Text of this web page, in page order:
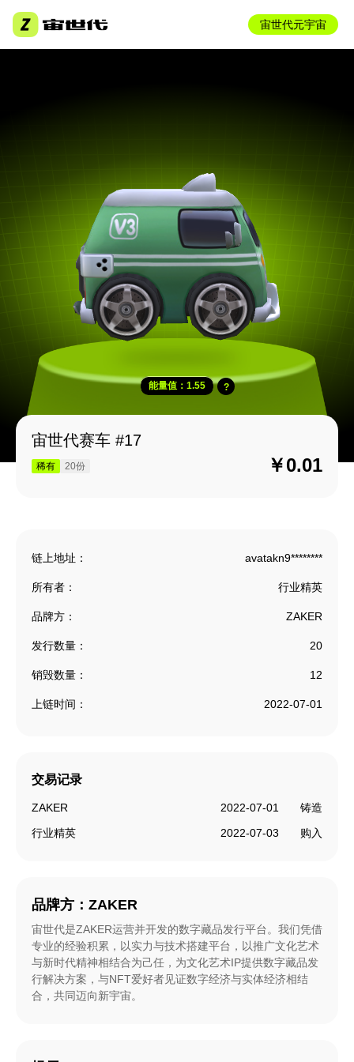
宙世代元宇宙
能量值：1.55
宙世代赛车 #17
稀有 20份 ￥0.01
链上地址： avatakn9********
所有者： 行业精英
品牌方： ZAKER
发行数量： 20
销毁数量： 12
上链时间： 2022-07-01
交易记录
ZAKER 2022-07-01
铸造
行业精英
2022-07-03 购入
品牌方： ZAKER
宙世代是ZAKER运营并开发的数字藏品发行平台。我们凭借
专业的经验积累，以实力与技术搭建平台，以推广文化艺术
与新时代精神相结合为己任，为文化艺术IP提供数字藏品发
行解决方案，与NFT爱好者见证数字经济与实体经济相结
合，共同迈向新宇宙。